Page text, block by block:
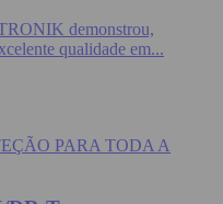
demonstrou,
qualidade em...
PARA TODA A